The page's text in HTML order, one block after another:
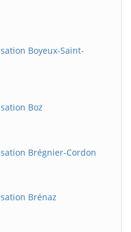
Boyeux-Saint-
Boz
Brégnier-Cordon
Brénaz